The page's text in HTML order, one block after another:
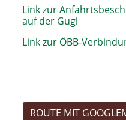
Link zur
auf der Gugl
Link zur ÖBB-
ROUTE MIT